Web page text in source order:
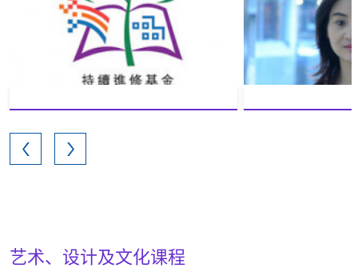
艺术、设计及文化课程